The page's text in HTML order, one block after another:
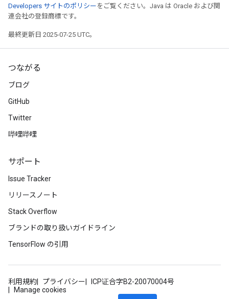
Developers サイトのポリシー をご覧ください。Java は Oracle および関
連会社の登録商標です。
最終更新日 2025-07-25 UTC。
つながる
ブログ
GitHub
Twitter
哔哩哔哩
サポート
Issue Tracker
リリースノート
Stack Overflow
ブランドの取り扱いガイドライン
TensorFlow の引用
利用規約 プライバシー
ICP证合字B2-20070004号
Manage cookies